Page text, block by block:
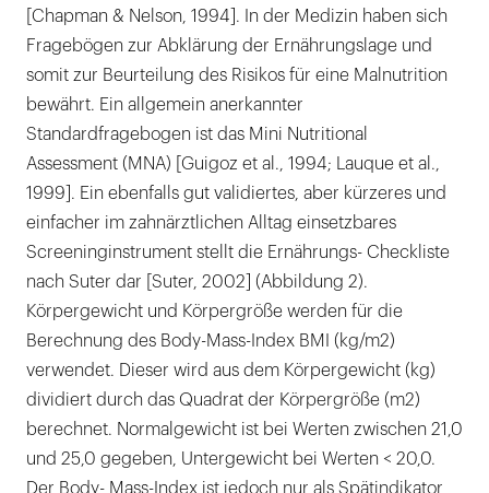
[Chapman & Nelson, 1994]. In der Medizin haben sich
Fragebögen zur Abklärung der Ernährungslage und
somit zur Beurteilung des Risikos für eine Malnutrition
bewährt. Ein allgemein anerkannter
Standardfragebogen ist das Mini Nutritional
Assessment (MNA) [Guigoz et al., 1994; Lauque et al.,
1999]. Ein ebenfalls gut validiertes, aber kürzeres und
einfacher im zahnärztlichen Alltag einsetzbares
Screeninginstrument stellt die Ernährungs- Checkliste
nach Suter dar [Suter, 2002] (Abbildung 2).
Körpergewicht und Körpergröße werden für die
Berechnung des Body-Mass-Index BMI (kg/m2)
verwendet. Dieser wird aus dem Körpergewicht (kg)
dividiert durch das Quadrat der Körpergröße (m2)
berechnet. Normalgewicht ist bei Werten zwischen 21,0
und 25,0 gegeben, Untergewicht bei Werten < 20,0.
Der Body- Mass-Index ist jedoch nur als Spätindikator